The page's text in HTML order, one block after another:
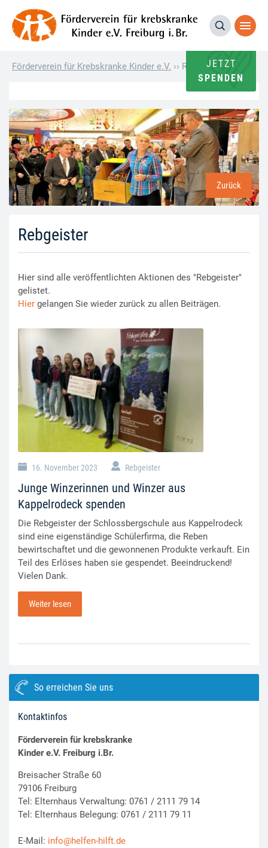
JETZT
SPENDEN
Förderverein für Krebskranke Kinder e.V. ›› Rebgeister
Rebgeister
Zurück
Hier sind alle veröffentlichten Aktionen des "Rebgeister"
gelistet.
Hier gelangen Sie wieder zurück zu allen Beiträgen.
16. November 2023 Rebgeister
Junge Winzerinnen und Winzer aus
Kappelrodeck spenden
Die Rebgeister der Schlossbergschule aus Kappelrodeck
sind eine eigenständige Schülerfirma, die Reben
bewirtschaftet und die gewonnenen Produkte verkauft. Ein
Teil des Erlöses haben sie gespendet. Beeindruckend!
Vielen Dank.
Weiter lesen
So erreichen Sie uns
Kontaktinfos
Förderverein für krebskranke
Kinder e.V. Freiburg i.Br.
Breisacher Straße 60
79106 Freiburg
Tel: Elternhaus Verwaltung: 0761 / 2111 79 14
Tel: Elternhaus Belegung: 0761 / 2111 79 11
E-Mail: info@helfen-hilft.de